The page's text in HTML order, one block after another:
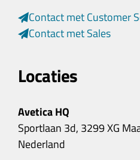
Contact met Customer
Contact met Sales
Locaties
Avetica HQ
Sportlaan 3d, 3299 XG
Nederland